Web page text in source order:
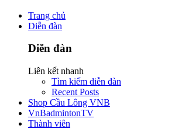
Trang chủ
Diễn đàn
Diễn đàn
Liên kết nhanh
Tìm kiếm diễn đàn
Recent Posts
Shop Cầu Lông VNB
VnBadmintonTV
Thành viên